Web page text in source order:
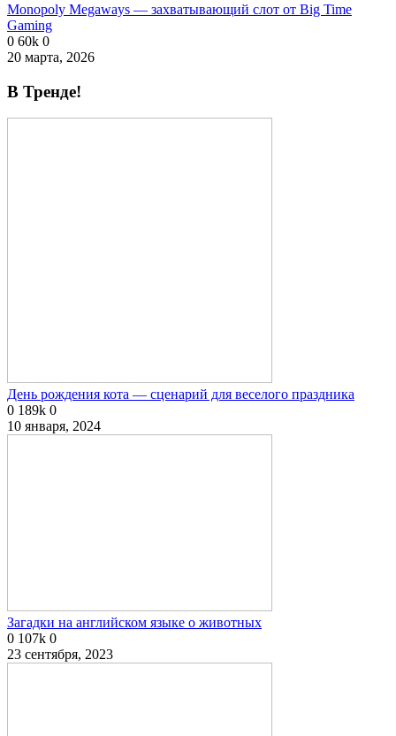
Monopoly Megaways — захватывающий слот от Big Time
Gaming
0 60k 0
20 марта, 2026
В Тренде!
День рождения кота — сценарий для веселого праздника
0 189k 0
10 января, 2024
Загадки на английском языке о животных
0 107k 0
23 сентября, 2023